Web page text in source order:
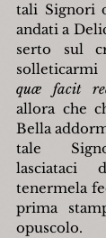
tali Signori
andati a
serto sul
solleticarmi
quæ facit
allora che
Bella
tale
tenermela
prima
opuscolo.